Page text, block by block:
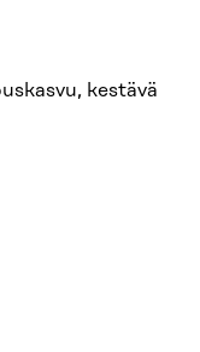
kestävä